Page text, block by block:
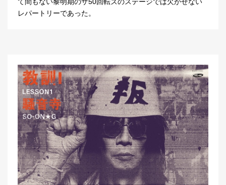
て間もない黎明期のザ50回転ズのステージでは欠かせない
レパートリーであった。